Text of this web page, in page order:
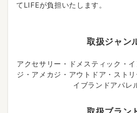
てLIFEが負担いたします。
取扱ジャン
アクセサリー・ドメスティック・
ジ・アメカジ・アウトドア・スト
イブランドアパレ